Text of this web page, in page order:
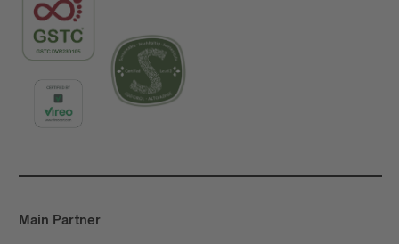
Main Partner